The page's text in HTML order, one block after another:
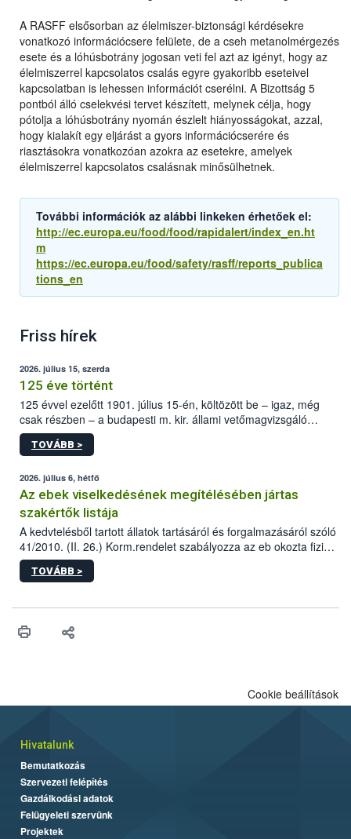
A RASFF elsősorban az élelmiszer-biztonsági kérdésekre
vonatkozó információcsere felülete, de a cseh metanolmérgezés
esete és a lóhúsbotrány jogosan veti fel azt az igényt, hogy az
élelmiszerrel kapcsolatos csalás egyre gyakoribb eseteivel
kapcsolatban is lehessen információt cserélni. A Bizottság 5
pontból álló cselekvési tervet készített, melynek célja, hogy
pótolja a lóhúsbotrány nyomán észlelt hiányosságokat, azzal,
hogy kialakít egy eljárást a gyors információcserére és
riasztásokra vonatkozóan azokra az esetekre, amelyek
élelmiszerrel kapcsolatos csalásnak minősülhetnek.
További információk az alábbi linkeken érhetőek el:
http://ec.europa.eu/food/food/rapidalert/index_en.ht
m
https://ec.europa.eu/food/safety/rasff/reports_publica
tions_en
Friss hírek
2026. július 15, szerda
125 éve történt
125 évvel ezelőtt 1901. július 15-én, költözött be – igaz, még
csak részben – a budapesti m. kir. állami vetőmagvizsgáló
állomás a Kis Rókus utca 15. szám alatti, Czigler Győző által
tervezett új épületébe.
TOVÁBB >
2026. július 6, hétfő
Az ebek viselkedésének megítélésében jártas
szakértők listája
A kedvtelésből tartott állatok tartásáról és forgalmazásáról szóló
41/2010. (II. 26.) Korm.rendelet szabályozza az eb okozta fizikai
sérülés, illetve ennek veszélye keletkezésekor felmerülő
hatósági feladatokat, valamint a veszélyes eb tartását és annak
vonni az ebek viselkedésének megítélésében jártas szakértőt.
TOVÁBB >
Cookie beállítások
Hivatalunk
Bemutatkozás
Szervezeti felépítés
Gazdálkodási adatok
Felügyeleti szervünk
Projektek